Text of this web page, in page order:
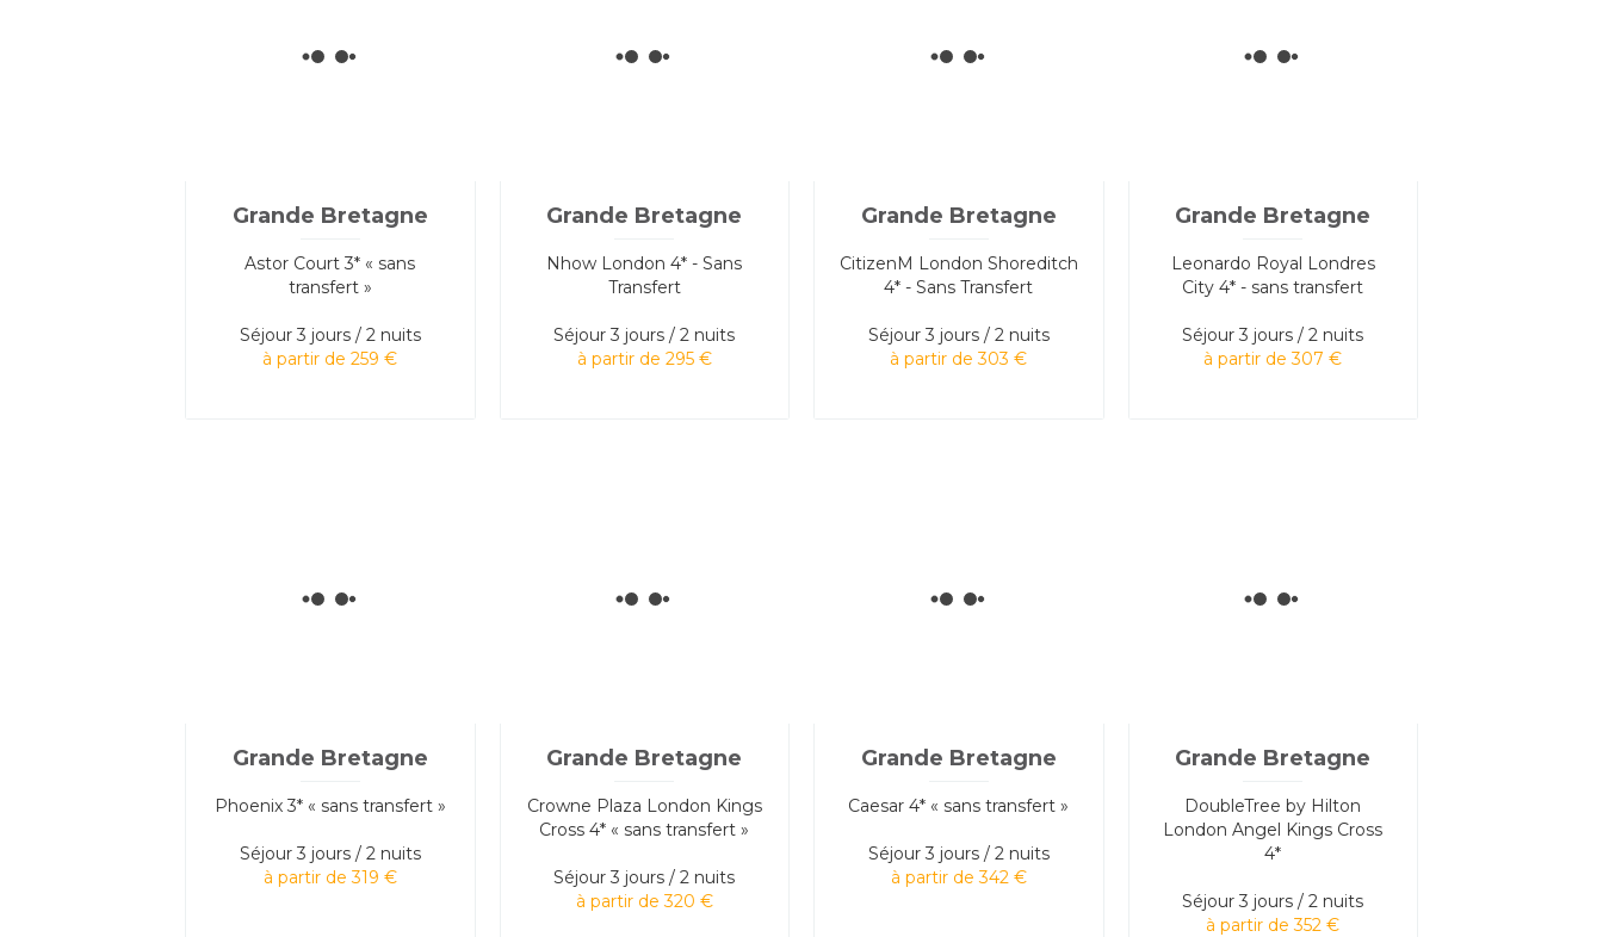
Grande Bretagne
Astor Court 3* « sans
transfert »
Séjour 3 jours / 2 nuits
à partir de 259 €
Grande Bretagne
Nhow London 4* - Sans
Transfert
Séjour 3 jours / 2 nuits
à partir de 295 €
Grande Bretagne
CitizenM London Shoreditch
4* - Sans Transfert
Séjour 3 jours / 2 nuits
à partir de 303 €
Grande Bretagne
Leonardo Royal Londres
City 4* - sans transfert
Séjour 3 jours / 2 nuits
à partir de 307 €
Grande Bretagne
Phoenix 3* « sans transfert »
Séjour 3 jours / 2 nuits
à partir de 319 €
Grande Bretagne
Crowne Plaza London Kings
Cross 4* « sans transfert »
Séjour 3 jours / 2 nuits
à partir de 320 €
Grande Bretagne
Caesar 4* « sans transfert »
Séjour 3 jours / 2 nuits
à partir de 342 €
Grande Bretagne
DoubleTree by Hilton
London Angel Kings Cross
4*
Séjour 3 jours / 2 nuits
à partir de 352 €